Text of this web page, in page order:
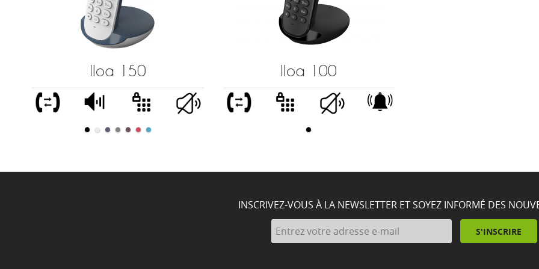
Iloa 150 Iloa 100
INSCRIVEZ-VOUS À LA NEWSLETTER ET SOYEZ INFORMÉ DES
S'INSCRIRE